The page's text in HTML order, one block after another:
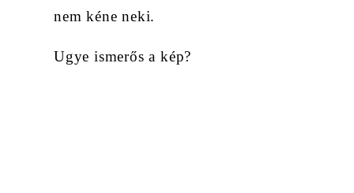
nem kéne neki.
Ugye ismerős a kép?